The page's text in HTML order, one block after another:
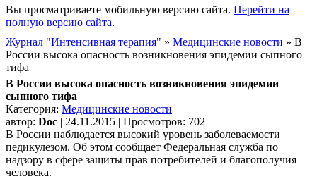
Вы просматриваете мобильную версию сайта. Перейти на
полную версию сайта.
Журнал "Интенсивная терапия" » Медицинские новости » В
России высока опасность возникновения эпидемии сыпного
тифа
В России высока опасность возникновения эпидемии
сыпного тифа
Категория: Медицинские новости
автор: Doc | 24.11.2015 | Просмотров: 702
В России наблюдается высокий уровень заболеваемости
педикулезом. Об этом сообщает Федеральная служба по
надзору в сфере защиты прав потребителей и благополучия
человека.